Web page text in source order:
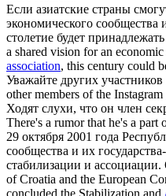
Если азиатские страны
экономического сообщества
столетие будет
a shared vision for an
association, this century could
Уважайте других участников
other members of the Instagram
Ходят слухи, что он член
There's a rumor that he's a part
29 октября 2001 года
сообщества и их
стабилизации и ассоциации.
of Croatia and the European